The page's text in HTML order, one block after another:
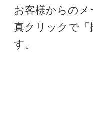
お客様からの
真クリックで
す。